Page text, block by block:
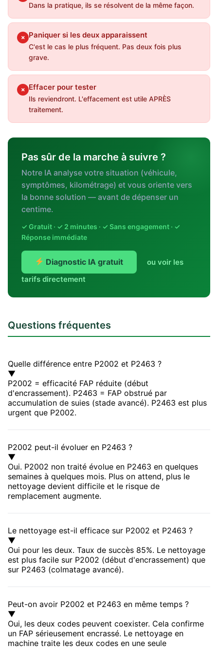
Dans la pratique, ils se résolvent de la même façon.
✗ Paniquer si les deux apparaissent
C'est le cas le plus fréquent. Pas deux fois plus
grave.
✗ Effacer pour tester
Ils reviendront. L'effacement est utile APRÈS
traitement.
Pas sûr de la marche à suivre ?
Notre IA analyse votre situation (véhicule,
symptômes, kilométrage) et vous oriente vers
la bonne solution — avant de dépenser un
centime.
✓ Gratuit · ✓ 2 minutes · ✓ Sans engagement · ✓
Réponse immédiate
Diagnostic IA gratuit
ou voir les
tarifs directement
Questions fréquentes
Quelle différence entre P2002 et P2463 ?
▼
P2002 = efficacité FAP réduite (début
d'encrassement). P2463 = FAP obstrué par
accumulation de suies (stade avancé). P2463 est plus
urgent que P2002.
P2002 peut-il évoluer en P2463 ?
▼
Oui. P2002 non traité évolue en P2463 en quelques
semaines à quelques mois. Plus on attend, plus le
nettoyage devient difficile et le risque de
remplacement augmente.
Le nettoyage est-il efficace sur P2002 et P2463 ?
▼
Oui pour les deux. Taux de succès 85%. Le nettoyage
est plus facile sur P2002 (début d'encrassement) que
sur P2463 (colmatage avancé).
Peut-on avoir P2002 et P2463 en même temps ?
▼
Oui, les deux codes peuvent coexister. Cela confirme
un FAP sérieusement encrassé. Le nettoyage en
machine traite les deux codes en une seule